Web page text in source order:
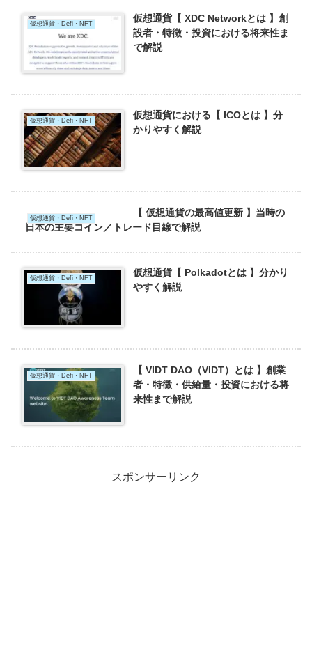
仮想通貨・Defi・NFT
仮想通貨【 XDC Networkとは 】創
設者・特徴・投資における将来性ま
で解説
仮想通貨・Defi・NFT
仮想通貨における【 ICOとは 】分
かりやすく解説
仮想通貨・Defi・NFT
【 仮想通貨の最高値更新 】当時の
日本の主要コイン／トレード目線で解説
仮想通貨・Defi・NFT
仮想通貨【 Polkadotとは 】分かり
やすく解説
仮想通貨・Defi・NFT
【 VIDT DAO（VIDT）とは 】創業
者・特徴・供給量・投資における将
来性まで解説
スポンサーリンク